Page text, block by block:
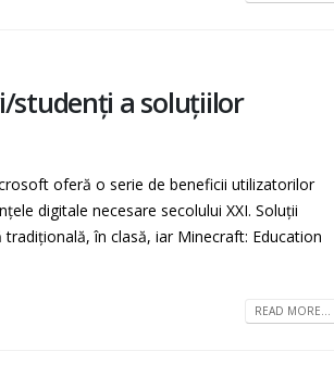
studenți a soluțiilor
oferă o serie de beneficii utilizatorilor
digitale necesare secolului XXI. Soluții
în clasă, iar Minecraft: Education
READ MORE...